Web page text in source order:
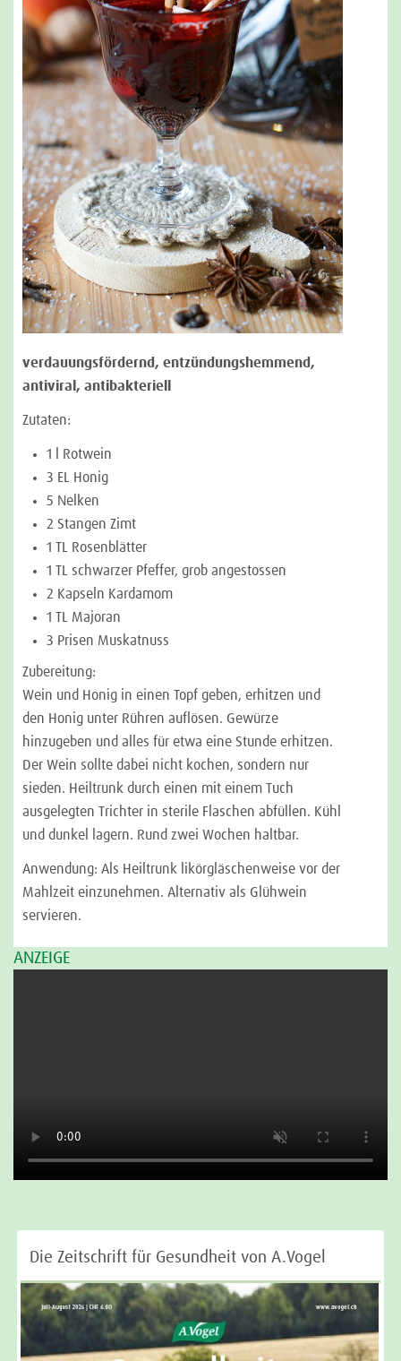
verdauungsfördernd, entzündungshemmend,
antiviral, antibakteriell
Zutaten:
1 l Rotwein
3 EL Honig
5 Nelken
2 Stangen Zimt
1 TL Rosenblätter
1 TL schwarzer Pfeffer, grob angestossen
2 Kapseln Kardamom
1 TL Majoran
3 Prisen Muskatnuss
Zubereitung:
Wein und Honig in einen Topf geben, erhitzen und
den Honig unter Rühren auflösen. Gewürze
hinzugeben und alles für etwa eine Stunde erhitzen.
Der Wein sollte dabei nicht kochen, sondern nur
sieden. Heiltrunk durch einen mit einem Tuch
ausgelegten Trichter in sterile Flaschen abfüllen. Kühl
und dunkel lagern. Rund zwei Wochen haltbar.
Anwendung: Als Heiltrunk likörgläschenweise vor der
Mahlzeit einzunehmen. Alternativ als Glühwein
servieren.
ANZEIGE
Die Zeitschrift für Gesundheit von A.Vogel